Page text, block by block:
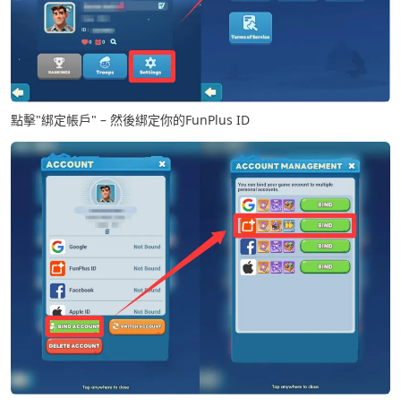
點擊"綁定帳戶" – 然後綁定你的FunPlus ID